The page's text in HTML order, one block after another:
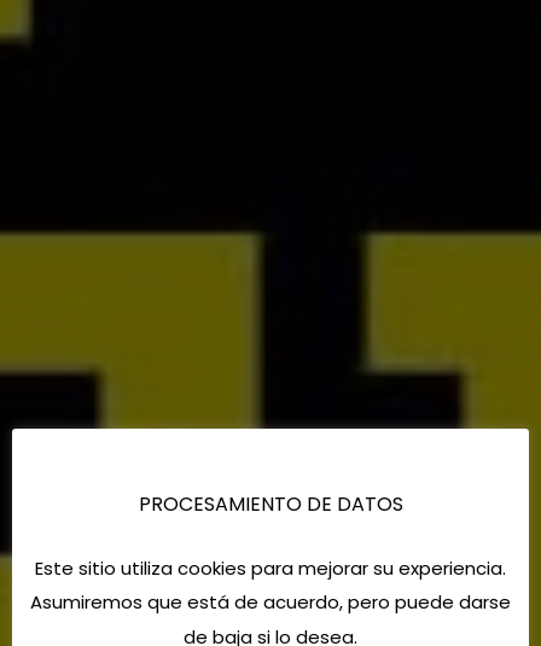
PROCESAMIENTO DE DATOS
Este sitio utiliza cookies para mejorar su experiencia.
Asumiremos que está de acuerdo, pero puede darse
de baja si lo desea.